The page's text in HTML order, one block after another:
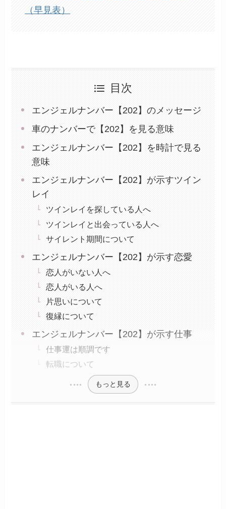
（早見表）
目次
エンジェルナンバー【202】のメッセージ
車のナンバーで【202】を見る意味
エンジェルナンバー【202】を時計で見る
意味
エンジェルナンバー【202】が示すツイン
レイ
ツインレイを探している人へ
ツインレイと出会っている人へ
サイレント期間について
エンジェルナンバー【202】が示す恋愛
恋人がいない人へ
恋人がいる人へ
片思いについて
復縁について
エンジェルナンバー【202】が示す仕事
仕事運は順調です
転職について
もっと見る